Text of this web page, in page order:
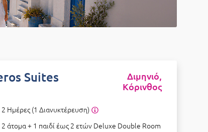
Suites
Διμηνιό,
Κόρινθος
2 Ημέρες (1 Διανυκτέρευση)
2 άτομα + 1 παιδί έως 2 ετών Deluxe Double Room